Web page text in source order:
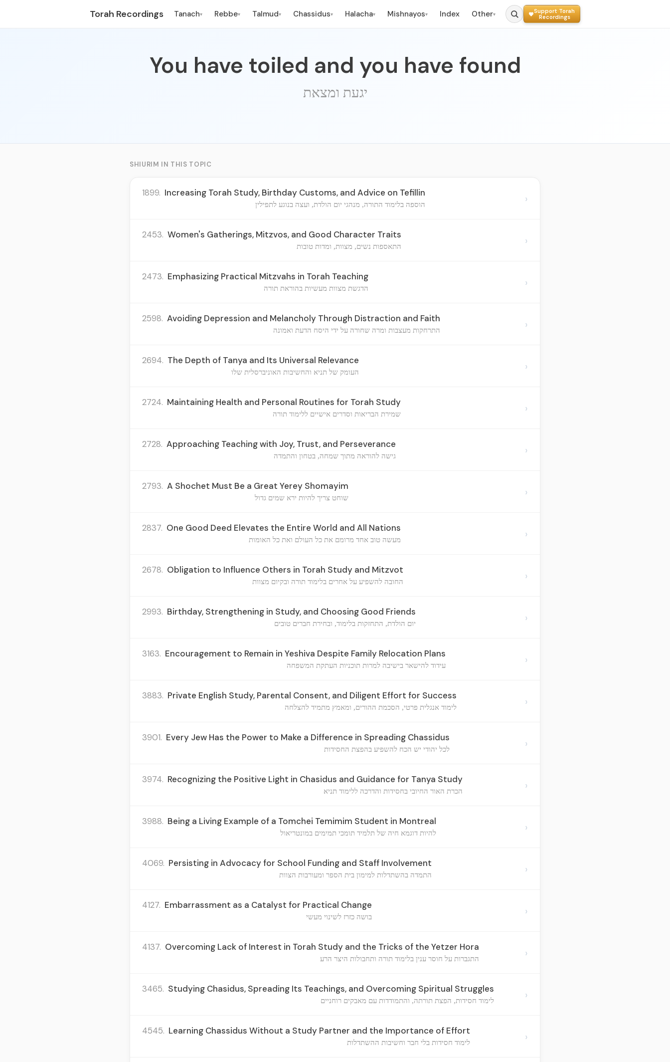
Torah Recordings Tanach▾ Rebbe▾ Talmud▾ Chassidus▾ Halacha▾ Mishnayos▾ Index Other▾
Support Torah
Recordings
You have toiled and you have found
יגעת ומצאת
SHIURIM IN THIS TOPIC
1899. Increasing Torah Study, Birthday Customs, and Advice on Tefillin
הוספה בלימוד התורה, מנהגי יום הולדת, ועצה בנוגע לתפילין ›
2453. Women's Gatherings, Mitzvos, and Good Character Traits
התאספות נשים, מצוות, ומדות טובות ›
2473. Emphasizing Practical Mitzvahs in Torah Teaching
הדגשת מצוות מעשיות בהוראת תורה ›
2598. Avoiding Depression and Melancholy Through Distraction and Faith
התרחקות מעצבות ומרה שחורה על ידי היסח הדעת ואמונה ›
2694. The Depth of Tanya and Its Universal Relevance
העומק של תניא והחשיבות האוניברסלית שלו ›
2724. Maintaining Health and Personal Routines for Torah Study
שמירת הבריאות וסדרים אישיים ללימוד תורה ›
2728. Approaching Teaching with Joy, Trust, and Perseverance
גישה להוראה מתוך שמחה, בטחון והתמדה ›
2793. A Shochet Must Be a Great Yerey Shomayim
שוחט צריך להיות ירא שמים גדול ›
2837. One Good Deed Elevates the Entire World and All Nations
מעשה טוב אחד מרומם את כל העולם ואת כל האומות ›
2678. Obligation to Influence Others in Torah Study and Mitzvot
החובה להשפיע על אחרים בלימוד תורה ובקיום מצוות ›
2993. Birthday, Strengthening in Study, and Choosing Good Friends
יום הולדת, התחזקות בלימוד, ובחירת חברים טובים ›
3163. Encouragement to Remain in Yeshiva Despite Family Relocation Plans
עידוד להישאר בישיבה למרות תוכניות העתקת המשפחה ›
3883. Private English Study, Parental Consent, and Diligent Effort for Success
לימוד אנגלית פרטי, הסכמת ההורים, ומאמץ מתמיד להצלחה ›
3901. Every Jew Has the Power to Make a Difference in Spreading Chassidus
לכל יהודי יש הכח להשפיע בהפצת החסידות ›
3974. Recognizing the Positive Light in Chasidus and Guidance for Tanya Study
הכרת האור החיובי בחסידות והדרכה ללימוד תניא ›
3988. Being a Living Example of a Tomchei Temimim Student in Montreal
להיות דוגמא חיה של תלמיד תומכי תמימים במונטריאול ›
4069. Persisting in Advocacy for School Funding and Staff Involvement
התמדה בהשתדלות למימון בית הספר ומעורבות הצוות ›
4127. Embarrassment as a Catalyst for Practical Change
בושה כזרז לשינוי מעשי ›
4137. Overcoming Lack of Interest in Torah Study and the Tricks of the Yetzer Hora
התגברות על חוסר ענין בלימוד תורה ותחבולות היצר הרע ›
3465. Studying Chasidus, Spreading Its Teachings, and Overcoming Spiritual Struggles
לימוד חסידות, הפצת תורתה, והתמודדות עם מאבקים רוחניים ›
4545. Learning Chassidus Without a Study Partner and the Importance of Effort
לימוד חסידות בלי חבר וחשיבות ההשתדלות ›